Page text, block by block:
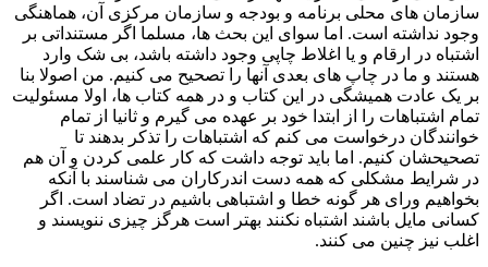
سازمان های محلی برنامه و بودجه و سازمان مرکزی آن، هماهنگی
وجود نداشته است. اما سوای این بحث ها، مسلما اگر مستنداتی بر
اشتباه در ارقام و یا اغلاط چاپی وجود داشته باشد، بی شک وارد
هستند و ما در چاپ های بعدی آنها را تصحیح می کنیم. من اصولا بنا
بر یک عادت همیشگی در این کتاب و در همه کتاب ها، اولا مسئولیت
تمام اشتباهات را از ابتدا خود بر عهده می گیرم و ثانیا از تمام
خوانندگان درخواست می کنم که اشتباهات را تذکر بدهند تا
تصحیحشان کنیم. اما باید توجه داشت که کار علمی کردن و آن هم
در شرایط مشکلی که همه دست اندرکاران می شناسند با آنکه
بخواهیم ورای هر گونه خطا و اشتباهی باشیم در تضاد است. اگر
کسانی مایل باشند اشتباه نکنند بهتر است هرگز چیزی ننویسند و
اغلب نیز چنین می کنند.